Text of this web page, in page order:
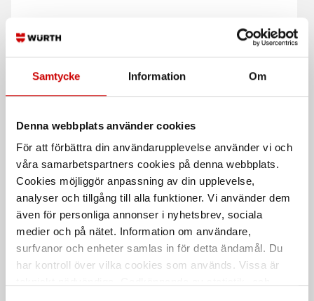
Samtycke Information Om
Denna webbplats använder cookies
För att förbättra din användarupplevelse använder vi och
våra samarbetspartners cookies på denna webbplats.
Cookies möjliggör anpassning av din upplevelse,
analyser och tillgång till alla funktioner. Vi använder dem
även för personliga annonser i nyhetsbrev, sociala
medier och på nätet. Information om användare,
surfvanor och enheter samlas in för detta ändamål. Du
har kontroll över vilka cookies som används. Vissa är
spiralborr
För trä
försänkare
Cylindriskt skaft
Forstnerborr
Kvistborr - Longlife & Speed
Spiralborr trä Longlife &